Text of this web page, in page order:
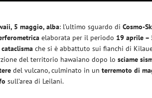
5 maggio, alba: l’ultimo sguardo diCosmo-
elaborata per il periodo 19 aprile –
cataclisma che si è abbattuto sui fianchi di
del territorio hawaiano dopo losciame
del vulcano, culminato in unterremoto di
sull’area di Leilani.